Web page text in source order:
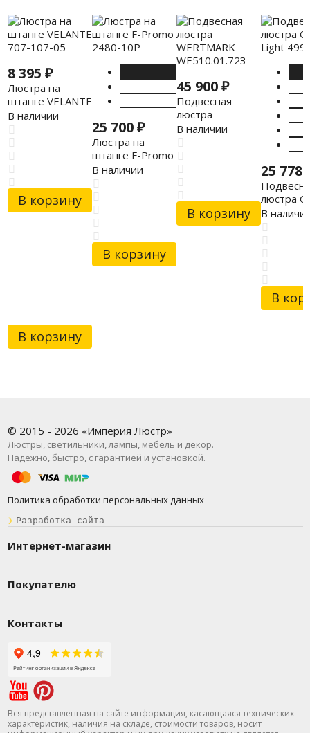
8 395 ₽
Люстра на
штанге VELANTE
707-107-05
В наличии
В корзину
25 700₽
Люстра на
штанге F-Promo
2480-10P
В наличии
В корзину
45 900₽
Подвесная
люстра
WERTMARK
WE510.01.723
В наличии
В корзину
25 778
люстра
Light
В
В
В корзину
© 2015 - 2026 «Империя Люстр»
Люстры, светильники, лампы, мебель и декор.
Надёжно, быстро, с гарантией и установкой.
Политика обработки персональных данных
❯ Разработка сайта
Интернет-магазин
Покупателю
Контакты
Вся представленная на сайте информация, касающаяся технических
характеристик, наличия на складе, стоимости товаров, носит